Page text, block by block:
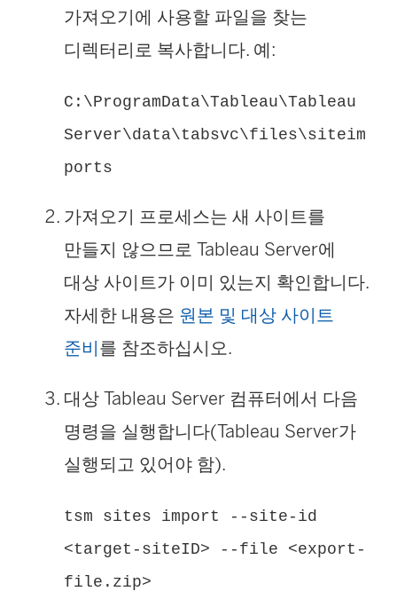
가져오기에 사용할 파일을 찾는
디렉터리로 복사합니다. 예:
C:\ProgramData\Tableau\Tableau
Server\data\tabsvc\files\siteim
ports
가져오기 프로세스는 새 사이트를
만들지 않으므로 Tableau Server에
대상 사이트가 이미 있는지 확인합니다.
자세한 내용은 원본 및 대상 사이트
준비를 참조하십시오.
대상 Tableau Server 컴퓨터에서 다음
명령을 실행합니다(Tableau Server가
실행되고 있어야 함).
tsm sites import --site-id
<target-siteID> --file <export-
file.zip>